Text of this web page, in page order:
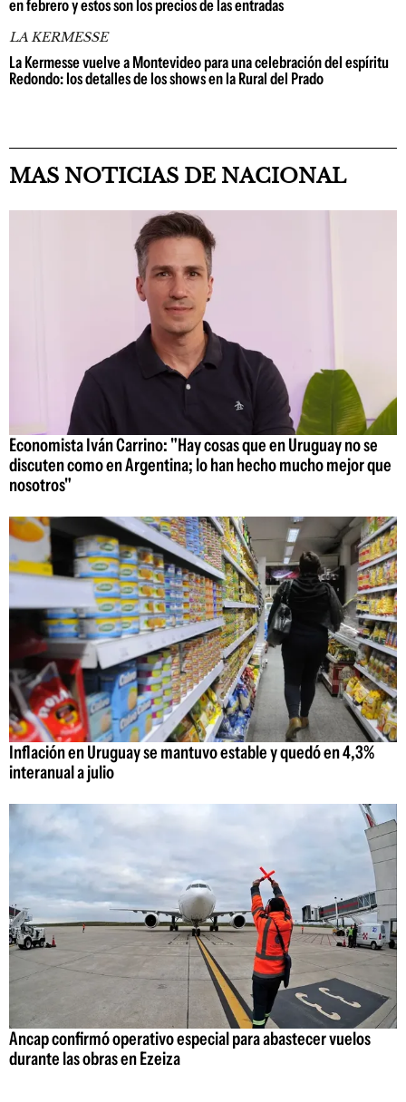
en febrero y estos son los precios de las entradas
LA KERMESSE
La Kermesse vuelve a Montevideo para una celebración del espíritu
Redondo: los detalles de los shows en la Rural del Prado
MAS NOTICIAS DE NACIONAL
Economista Iván Carrino: "Hay cosas que en Uruguay no se
discuten como en Argentina; lo han hecho mucho mejor que
nosotros"
Inflación en Uruguay se mantuvo estable y quedó en 4,3%
interanual a julio
Ancap confirmó operativo especial para abastecer vuelos
durante las obras en Ezeiza